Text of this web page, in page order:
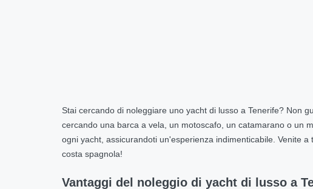
Stai cercando di noleggiare uno yacht di lusso a Tenerife? Non
cercando una barca a vela, un motoscafo, un catamarano o un
ogni yacht, assicurandoti un'esperienza indimenticabile. Venite
costa spagnola!
Vantaggi del noleggio di yacht di lusso a